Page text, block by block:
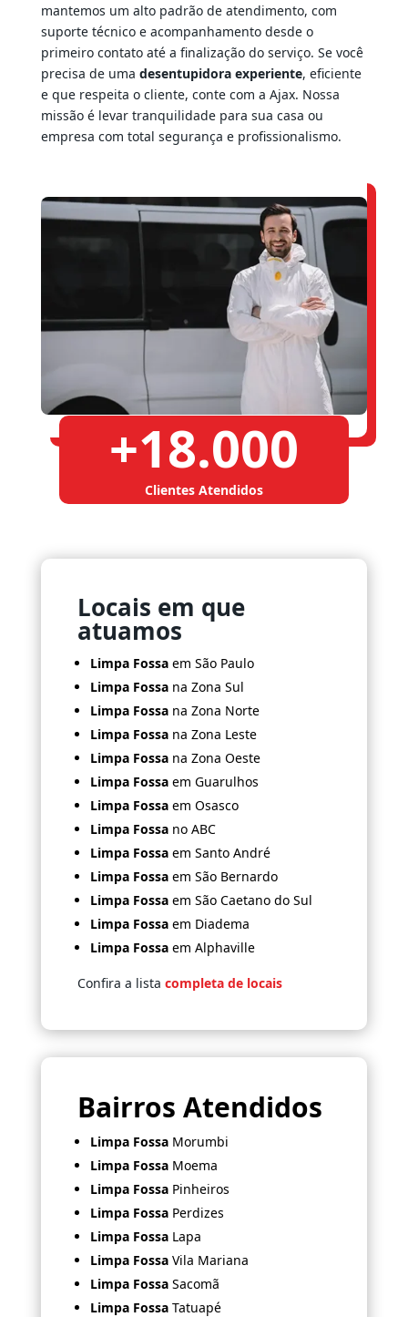
mantemos um alto padrão de atendimento, com
suporte técnico e acompanhamento desde o
primeiro contato até a finalização do serviço. Se você
precisa de uma desentupidora experiente, eficiente
e que respeita o cliente, conte com a Ajax. Nossa
missão é levar tranquilidade para sua casa ou
empresa com total segurança e profissionalismo.
+18.000
Clientes Atendidos
Locais em que
atuamos
Limpa Fossa em São Paulo
Limpa Fossa na Zona Sul
Limpa Fossa na Zona Norte
Limpa Fossa na Zona Leste
Limpa Fossa na Zona Oeste
Limpa Fossa em Guarulhos
Limpa Fossa em Osasco
Limpa Fossa no ABC
Limpa Fossa em Santo André
Limpa Fossa em São Bernardo
Limpa Fossa em São Caetano do Sul
Limpa Fossa em Diadema
Limpa Fossa em Alphaville
Confira a lista completa de locais
Bairros Atendidos
Limpa Fossa Morumbi
Limpa Fossa Moema
Limpa Fossa Pinheiros
Limpa Fossa Perdizes
Limpa Fossa Lapa
Limpa Fossa Vila Mariana
Limpa Fossa Sacomã
Limpa Fossa Tatuapé